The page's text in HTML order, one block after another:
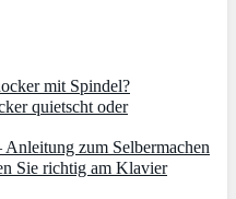
mit Spindel?
quietscht oder
zum Selbermachen
Sie richtig am Klavier